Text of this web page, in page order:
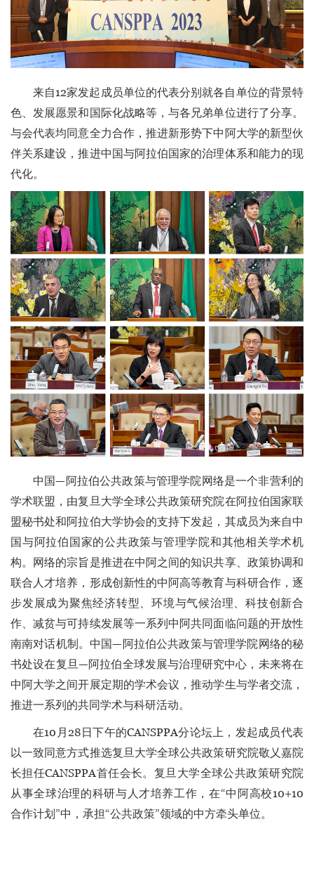
来自12家发起成员单位的代表分别就各自单位的背景特
色、发展愿景和国际化战略等，与各兄弟单位进行了分享。
与会代表均同意全力合作，推进新形势下中阿大学的新型伙
伴关系建设，推进中国与阿拉伯国家的治理体系和能力的现
代化。
中国—阿拉伯公共政策与管理学院网络是一个非营利的
学术联盟，由复旦大学全球公共政策研究院在阿拉伯国家联
盟秘书处和阿拉伯大学协会的支持下发起，其成员为来自中
国与阿拉伯国家的公共政策与管理学院和其他相关学术机
构。网络的宗旨是推进在中阿之间的知识共享、政策协调和
联合人才培养，形成创新性的中阿高等教育与科研合作，逐
步发展成为聚焦经济转型、环境与气候治理、科技创新合
作、减贫与可持续发展等一系列中阿共同面临问题的开放性
南南对话机制。中国—阿拉伯公共政策与管理学院网络的秘
书处设在复旦—阿拉伯全球发展与治理研究中心，未来将在
中阿大学之间开展定期的学术会议，推动学生与学者交流，
推进一系列的共同学术与科研活动。
在10月28日下午的CANSPPA分论坛上，发起成员代表
以一致同意方式推选复旦大学全球公共政策研究院敬乂嘉院
长担任CANSPPA首任会长。复旦大学全球公共政策研究院
从事全球治理的科研与人才培养工作，在“中阿高校10+10
合作计划”中，承担“公共政策”领域的中方牵头单位。